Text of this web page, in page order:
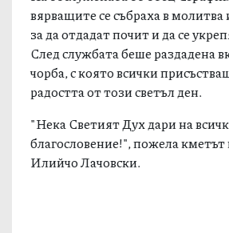
вярващите се събраха в молитва
за да отдадат почит и да се
След службата беше раздадена
чорба, с която всички
радостта от този светъл ден.
"Нека Светият Дух дари на
благословение!", пожела
Илийчо Лачовски.